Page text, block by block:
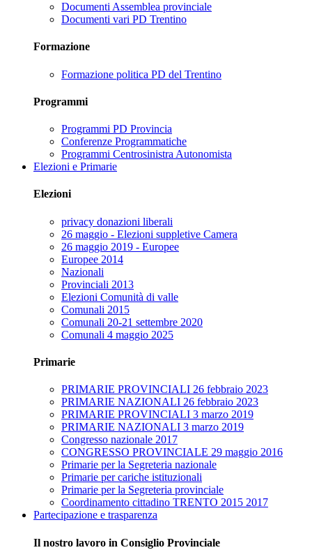
Documenti Assemblea provinciale
Documenti vari PD Trentino
Formazione
Formazione politica PD del Trentino
Programmi
Programmi PD Provincia
Conferenze Programmatiche
Programmi Centrosinistra Autonomista
Elezioni e Primarie
Elezioni
privacy donazioni liberali
26 maggio - Elezioni suppletive Camera
26 maggio 2019 - Europee
Europee 2014
Nazionali
Provinciali 2013
Elezioni Comunità di valle
Comunali 2015
Comunali 20-21 settembre 2020
Comunali 4 maggio 2025
Primarie
PRIMARIE PROVINCIALI 26 febbraio 2023
PRIMARIE NAZIONALI 26 febbraio 2023
PRIMARIE PROVINCIALI 3 marzo 2019
PRIMARIE NAZIONALI 3 marzo 2019
Congresso nazionale 2017
CONGRESSO PROVINCIALE 29 maggio 2016
Primarie per la Segreteria nazionale
Primarie per cariche istituzionali
Primarie per la Segreteria provinciale
Coordinamento cittadino TRENTO 2015 2017
Partecipazione e trasparenza
Il nostro lavoro in Consiglio Provinciale